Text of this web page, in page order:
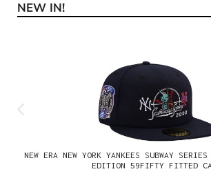
Produktgalerie überspringen
NEW IN!
NEW ERA NEW YORK YANKEES SUBWAY
EDITION 59FIFTY FITTED